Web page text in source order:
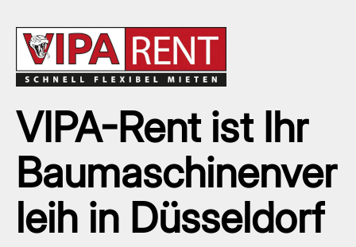
VIPA-Rent ist Ihr
Baumaschinenver
leih in Düsseldorf